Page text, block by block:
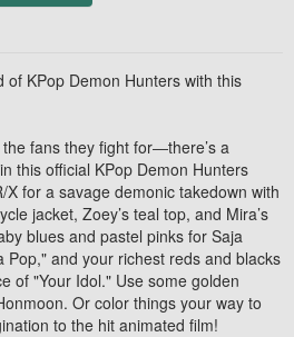
of KPop Demon Hunters with this
fans they fight for―there’s a
this official KPop Demon Hunters
for a savage demonic takedown with
jacket, Zoey’s teal top, and Mira’s
blues and pastel pinks for Saja
Pop," and your richest reds and blacks
of "Your Idol." Use some golden
Or color things your way to
to the hit animated film!